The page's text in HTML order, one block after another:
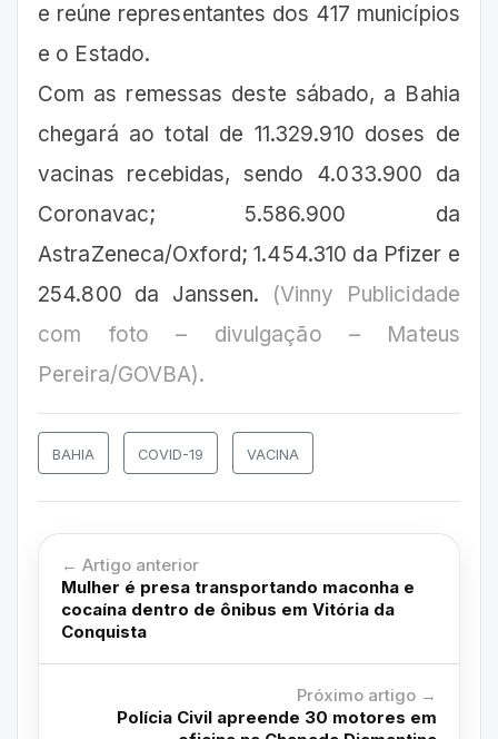
e reúne representantes dos 417 municípios
e o Estado.
Com as remessas deste sábado, a Bahia
chegará ao total de 11.329.910 doses de
vacinas recebidas, sendo 4.033.900 da
Coronavac; 5.586.900 da
AstraZeneca/Oxford; 1.454.310 da Pfizer e
254.800 da Janssen. (Vinny Publicidade
com foto – divulgação – Mateus
Pereira/GOVBA).
BAHIA COVID-19 VACINA
← Artigo anterior
Mulher é presa transportando maconha e
cocaína dentro de ônibus em Vitória da
Conquista
Próximo artigo →
Polícia Civil apreende 30 motores em